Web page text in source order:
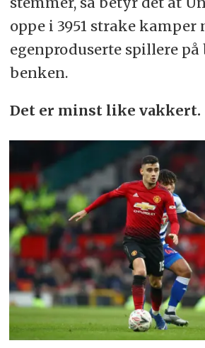
oppe i 3951 strake kamper
egenproduserte spillere på
benken.
Det er minst like vakkert.